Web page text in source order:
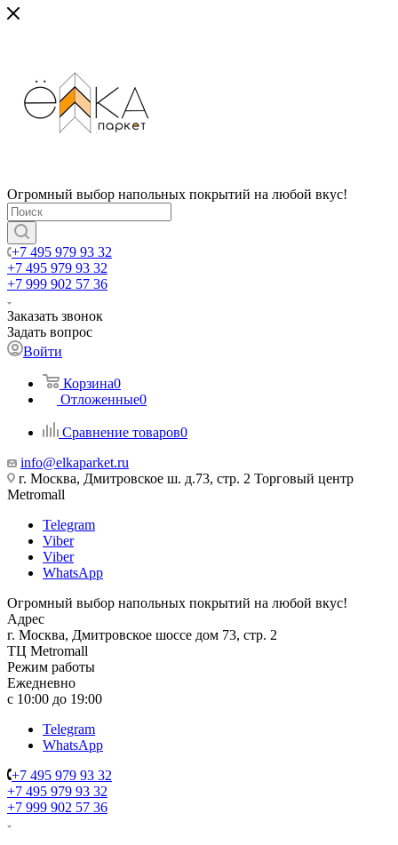
Огромный выбор напольных покрытий на любой вкус!
+7 495 979 93 32
+7 495 979 93 32
+7 999 902 57 36
Заказать звонок
Задать вопрос
Войти
Корзина0
Отложенные0
Сравнение товаров0
info@elkaparket.ru
г. Москва, Дмитровское ш. д.73, стр. 2 Торговый центр
Metromall
Telegram
Viber
Viber
WhatsApp
Огромный выбор напольных покрытий на любой вкус!
Адрес
г. Москва, Дмитровское шоссе дом 73, стр. 2
ТЦ Metromall
Режим работы
Ежедневно
с 10:00 до 19:00
Telegram
WhatsApp
+7 495 979 93 32
+7 495 979 93 32
+7 999 902 57 36